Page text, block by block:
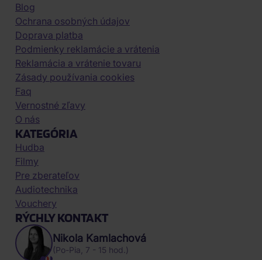
Blog
Ochrana osobných údajov
Doprava platba
Podmienky reklamácie a vrátenia
Reklamácia a vrátenie tovaru
Zásady používania cookies
Faq
Vernostné zľavy
O nás
KATEGÓRIA
Hudba
Filmy
Pre zberateľov
Audiotechnika
Vouchery
RÝCHLY KONTAKT
Nikola Kamlachová
(Po-Pia, 7 - 15 hod.)